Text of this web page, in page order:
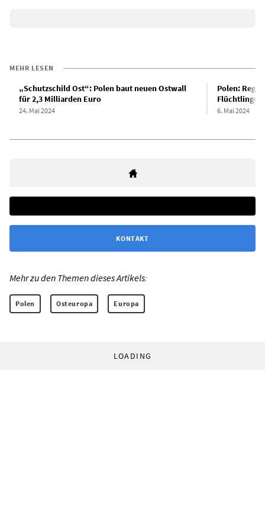
MEHR LESEN
„Schutzschild Ost“: Polen baut neuen Ostwall
für 2,3 Milliarden Euro
24. Mai 2024
Polen:
Flüchtlinge
6. Mai 2024
KONTAKT
Mehr zu den Themen dieses Artikels:
Polen Osteuropa Europa
LOADING